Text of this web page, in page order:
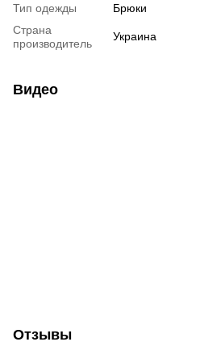
Тип одежды
Брюки
Страна
производитель
Украина
Видео
Отзывы